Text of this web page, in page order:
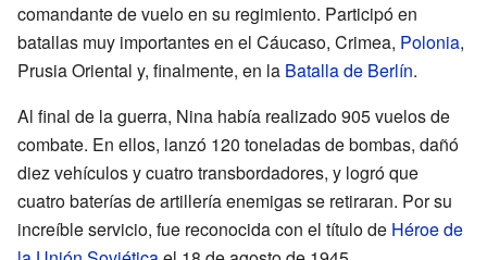
comandante de vuelo en su regimiento. Participó en
batallas muy importantes en el Cáucaso, Crimea, Polonia,
Prusia Oriental y, finalmente, en la Batalla de Berlín.
Al final de la guerra, Nina había realizado 905 vuelos de
combate. En ellos, lanzó 120 toneladas de bombas, dañó
diez vehículos y cuatro transbordadores, y logró que
cuatro baterías de artillería enemigas se retiraran. Por su
increíble servicio, fue reconocida con el título de Héroe de